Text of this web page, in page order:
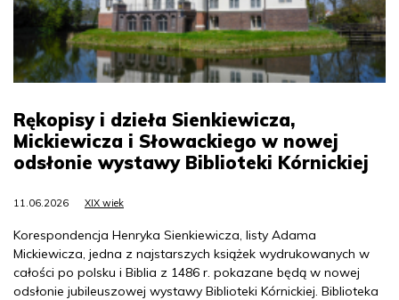
Rękopisy i dzieła Sienkiewicza,
Mickiewicza i Słowackiego w nowej
odsłonie wystawy Biblioteki Kórnickiej
11.06.2026 XIX wiek
Korespondencja Henryka Sienkiewicza, listy Adama
Mickiewicza, jedna z najstarszych książek wydrukowanych w
całości po polsku i Biblia z 1486 r. pokazane będą w nowej
odsłonie jubileuszowej wystawy Biblioteki Kórnickiej. Biblioteka